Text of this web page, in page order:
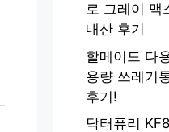
로 그레이 맥
내산 후기
할메이드 다
용량 쓰레기
후기!
닥터퓨리